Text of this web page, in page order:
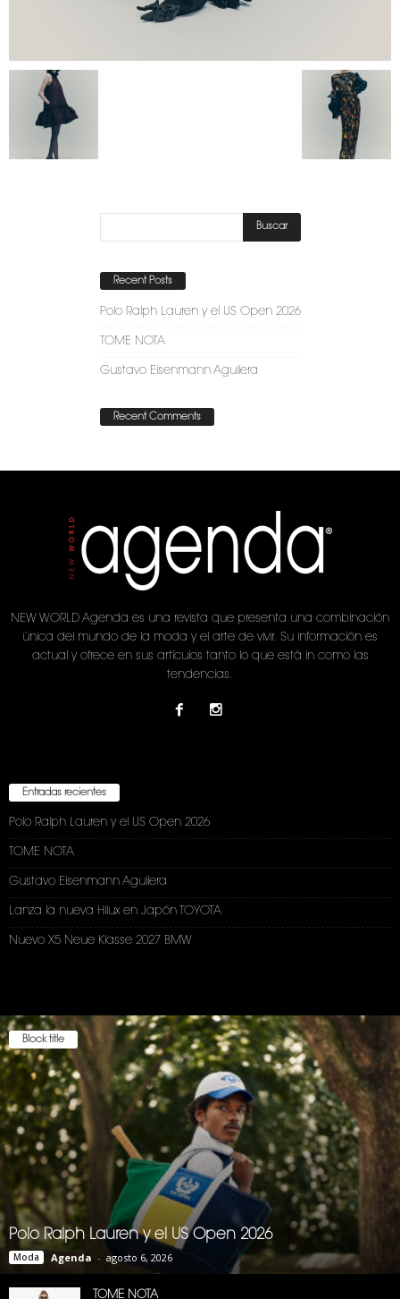
Recent Posts
Polo Ralph Lauren y el US Open 2026
TOME NOTA
Gustavo Eisenmann Aguilera
Recent Comments
NEW WORLD Agenda es una revista que presenta una combinación
única del mundo de la moda y el arte de vivir. Su información es
actual y ofrece en sus artículos tanto lo que está in como las
tendencias.
Entradas recientes
Polo Ralph Lauren y el US Open 2026
TOME NOTA
Gustavo Eisenmann Aguilera
Lanza la nueva Hilux en Japón TOYOTA
Nuevo X5 Neue Klasse 2027 BMW
Block title
Polo Ralph Lauren y el US Open 2026
Moda Agenda - agosto 6, 2026
TOME NOTA